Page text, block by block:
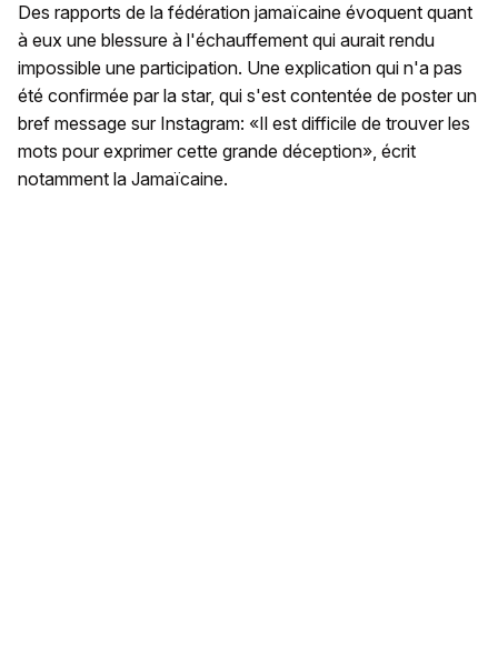
Des rapports de la fédération jamaïcaine évoquent quant
à eux une blessure à l'échauffement qui aurait rendu
impossible une participation. Une explication qui n'a pas
été confirmée par la star, qui s'est contentée de poster un
bref message sur Instagram: «Il est difficile de trouver les
mots pour exprimer cette grande déception», écrit
notamment la Jamaïcaine.